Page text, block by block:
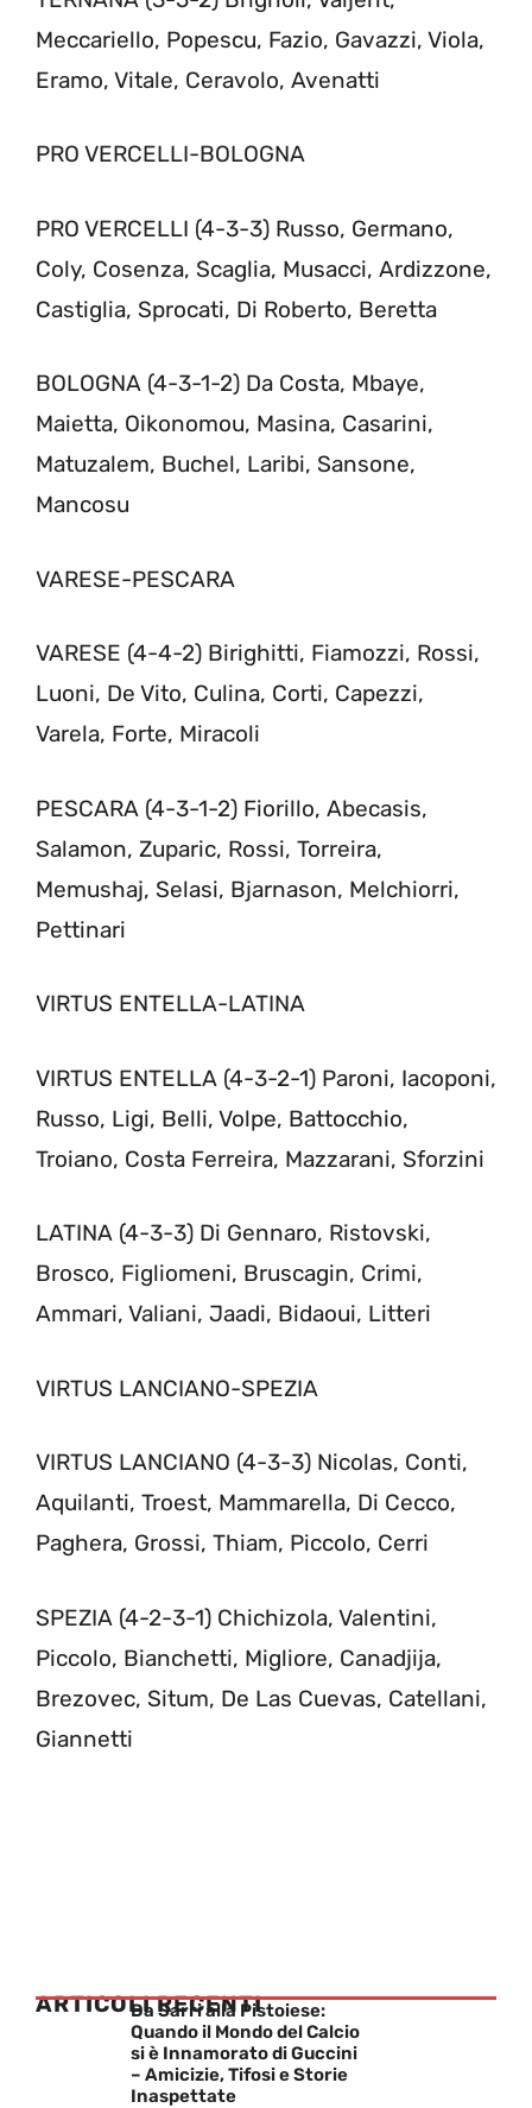
Meccariello, Popescu, Fazio, Gavazzi, Viola,
Eramo, Vitale, Ceravolo, Avenatti
PRO VERCELLI-BOLOGNA
PRO VERCELLI (4-3-3) Russo, Germano,
Coly, Cosenza, Scaglia, Musacci, Ardizzone,
Castiglia, Sprocati, Di Roberto, Beretta
BOLOGNA (4-3-1-2) Da Costa, Mbaye,
Maietta, Oikonomou, Masina, Casarini,
Matuzalem, Buchel, Laribi, Sansone,
Mancosu
VARESE-PESCARA
VARESE (4-4-2) Birighitti, Fiamozzi, Rossi,
Luoni, De Vito, Culina, Corti, Capezzi,
Varela, Forte, Miracoli
PESCARA (4-3-1-2) Fiorillo, Abecasis,
Salamon, Zuparic, Rossi, Torreira,
Memushaj, Selasi, Bjarnason, Melchiorri,
Pettinari
VIRTUS ENTELLA-LATINA
VIRTUS ENTELLA (4-3-2-1) Paroni, Iacoponi,
Russo, Ligi, Belli, Volpe, Battocchio,
Troiano, Costa Ferreira, Mazzarani, Sforzini
LATINA (4-3-3) Di Gennaro, Ristovski,
Brosco, Figliomeni, Bruscagin, Crimi,
Ammari, Valiani, Jaadi, Bidaoui, Litteri
VIRTUS LANCIANO-SPEZIA
VIRTUS LANCIANO (4-3-3) Nicolas, Conti,
Aquilanti, Troest, Mammarella, Di Cecco,
Paghera, Grossi, Thiam, Piccolo, Cerri
SPEZIA (4-2-3-1) Chichizola, Valentini,
Piccolo, Bianchetti, Migliore, Canadjija,
Brezovec, Situm, De Las Cuevas, Catellani,
Giannetti
ARTICOLI RECENTI
Da Sarri alla Pistoiese:
Quando il Mondo del Calcio
si è Innamorato di Guccini
– Amicizie, Tifosi e Storie
Inaspettate